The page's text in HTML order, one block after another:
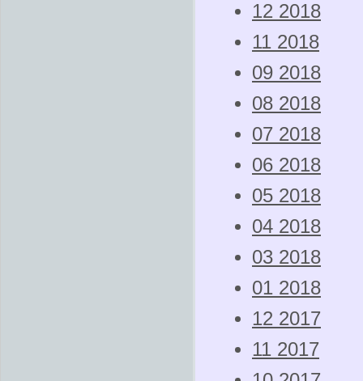
12 2018
11 2018
09 2018
08 2018
07 2018
06 2018
05 2018
04 2018
03 2018
01 2018
12 2017
11 2017